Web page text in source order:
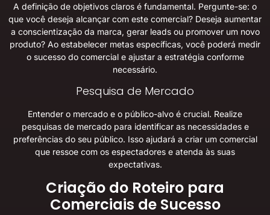
A definição de objetivos claros é fundamental. Pergunte-se: o
que você deseja alcançar com este comercial? Deseja aumentar
a conscientização da marca, gerar leads ou promover um novo
produto? Ao estabelecer metas específicas, você poderá medir
o sucesso do comercial e ajustar a estratégia conforme
necessário.
Pesquisa de Mercado
Entender o mercado e o público-alvo é crucial. Realize
pesquisas de mercado para identificar as necessidades e
preferências do seu público. Isso ajudará a criar um comercial
que ressoe com os espectadores e atenda às suas
expectativas.
Criação do Roteiro para
Comerciais de Sucesso